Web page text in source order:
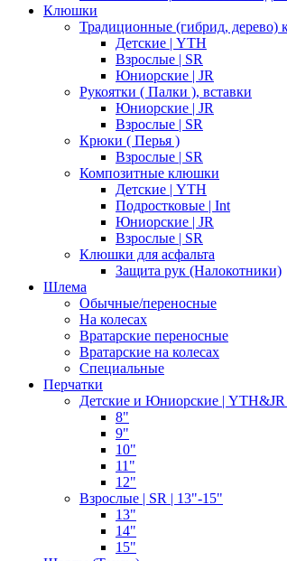
Клюшки
Традиционные (гибрид, дерево)
Детские | YTH
Взрослые | SR
Юниорские | JR
Рукоятки ( Палки ), вставки
Юниорские | JR
Взрослые | SR
Крюки ( Перья )
Взрослые | SR
Композитные клюшки
Детские | YTH
Подростковые | Int
Юниорские | JR
Взрослые | SR
Клюшки для асфальта
Защита рук (Налокотники)
Шлема
Обычные/переносные
На колесах
Вратарские переносные
Вратарские на колесах
Специальные
Перчатки
Детские и Юниорские |
8"
9"
10"
11"
12"
Взрослые | SR | 13"-15"
13"
14"
15"